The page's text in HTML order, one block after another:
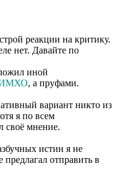
реакции на критику.
нет. Давайте по
иной
, а пруфами.
вариант никто из
я по всем
своё мнение.
истин я не
отправить в